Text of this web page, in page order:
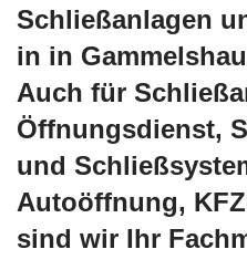
Schließanlagen
in in
Auch für
Öffnungsdienst,
und
Autoöffnung,
sind wir Ihr